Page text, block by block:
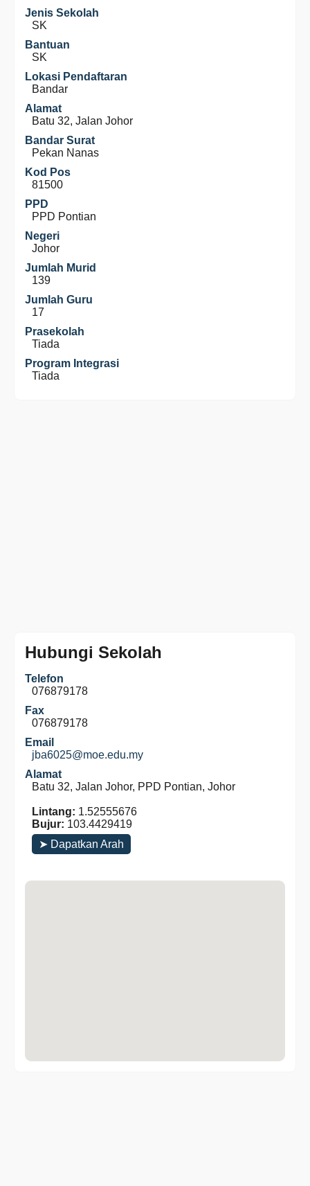
Jenis Sekolah
SK
Bantuan
SK
Lokasi Pendaftaran
Bandar
Alamat
Batu 32, Jalan Johor
Bandar Surat
Pekan Nanas
Kod Pos
81500
PPD
PPD Pontian
Negeri
Johor
Jumlah Murid
139
Jumlah Guru
17
Prasekolah
Tiada
Program Integrasi
Tiada
Hubungi Sekolah
Telefon
076879178
Fax
076879178
Email
jba6025@moe.edu.my
Alamat
Batu 32, Jalan Johor, PPD Pontian, Johor
Lintang: 1.52555676
Bujur: 103.4429419
➤ Dapatkan Arah